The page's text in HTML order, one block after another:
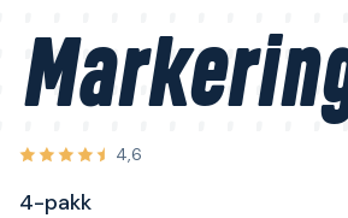
4,6
4-pakk